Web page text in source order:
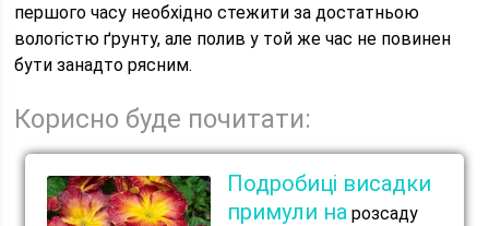
першого часу необхідно стежити за достатньою
вологістю ґрунту, але полив у той же час не повинен
бути занадто рясним.
Корисно буде почитати:
Подробиці висадки
примули на розсаду